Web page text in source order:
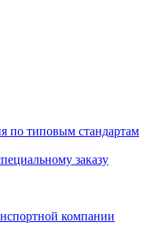
по типовым стандартам
заказу
компании